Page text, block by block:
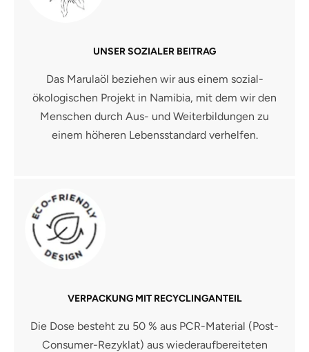
UNSER SOZIALER BEITRAG
Das Marulaöl beziehen wir aus einem sozial-
ökologischen Projekt in Namibia, mit dem wir den
Menschen durch Aus- und Weiterbildungen zu
einem höheren Lebensstandard verhelfen.
VERPACKUNG MIT RECYCLINGANTEIL
Die Dose besteht zu 50 % aus PCR-Material (Post-
Consumer-Rezyklat) aus wiederaufbereiteten